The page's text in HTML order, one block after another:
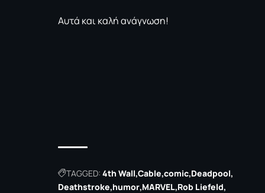
Αυτά και καλή ανάγνωση!
TAGGED: 4th Wall Cable comic Deadpool
Deathstroke humor MARVEL Rob Liefeld